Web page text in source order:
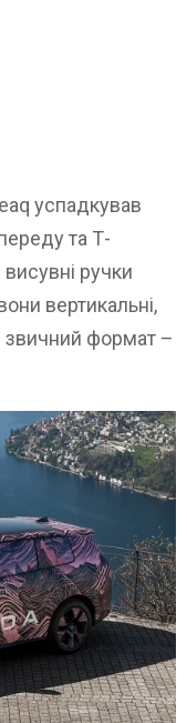
успадкував
та Т-
ручки
вертикальні,
звичний формат –